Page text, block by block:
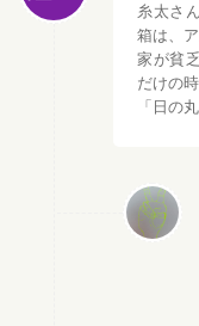
糸太さ
箱は、
家が貧
だけの
「日の